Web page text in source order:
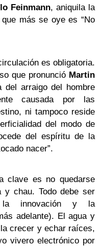
Feinmann, aniquila la
más se oye es “No
es obligatoria.
que pronunció Martin
del arraigo del hombre
causada por las
ni tampoco reside
del modo de
del espíritu de la
nacer”.
clave es no quedarse
y chau. Todo debe ser
la innovación y la
adelante). El agua y
crecer y echar raíces,
vivero electrónico por